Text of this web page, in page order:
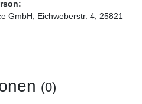
GmbH, Eichweberstr. 4, 25821
(0)